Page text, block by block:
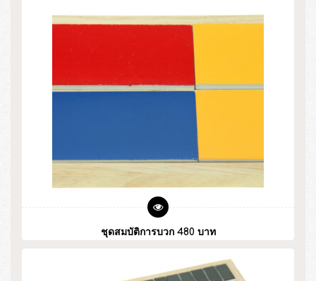
ชุดสมบัติการบวก 480 บาท